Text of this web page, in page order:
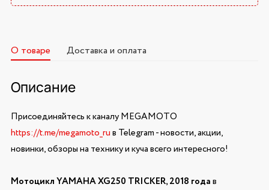
О товаре Доставка и оплата
Описание
Присоединяйтесь к каналу MEGAMOTO
https://t.me/megamoto_ruв Telegram - новости, акции,
новинки, обзоры на технику и куча всего интересного!
Мотоцикл YAMAHA XG250 TRICKER, 2018 годав